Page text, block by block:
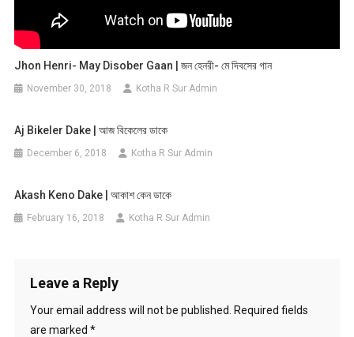
Jhon Henri- May Disober Gaan | জন হেনরী- মে দিবসের গান
November 30, 2018 Kotha R Sur Admin
Aj Bikeler Dake | আজ বিকেলের ডাকে
December 6, 2018 Kotha R Sur Admin
Akash Keno Dake | আকাশ কেন ডাকে
February 16, 2018 Kotha R Sur Admin
Leave a Reply
Your email address will not be published.
Required fields
are marked *